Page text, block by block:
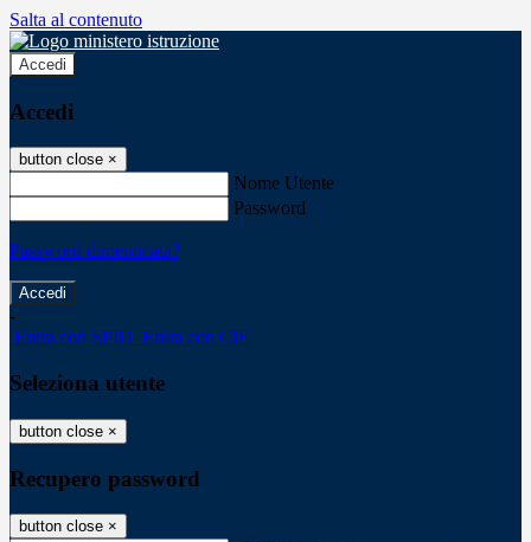
Salta al contenuto
Accedi
Accedi
button close ×
Nome Utente
Password
Password dimenticata?
-
Entra con SPID Entra con CIE
Seleziona utente
button close ×
Recupero password
button close ×